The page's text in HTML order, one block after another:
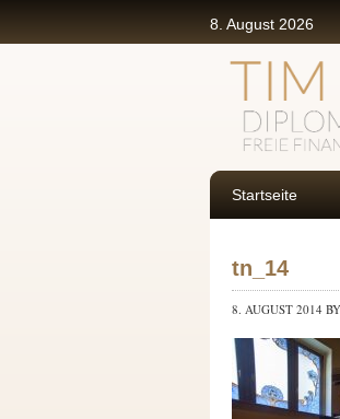
8. August 2026
Startseite
tn_14
8. AUGUST 2014 BY